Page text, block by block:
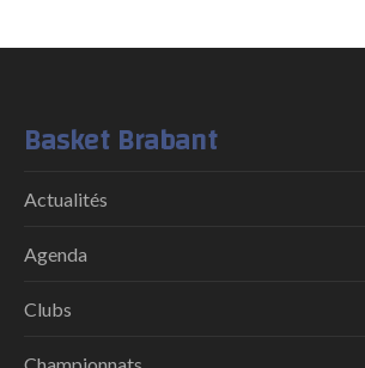
Basket Brabant
Actualités
Agenda
Clubs